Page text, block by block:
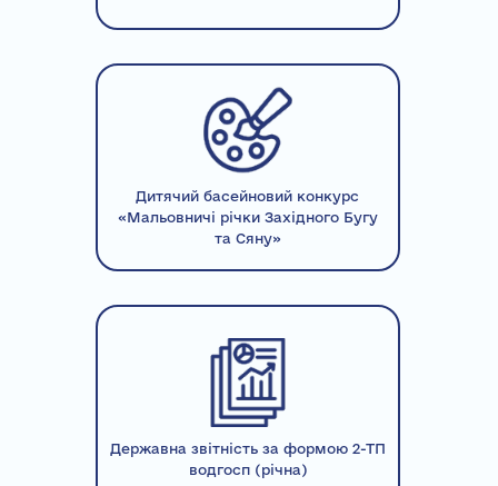
Дитячий басейновий конкурс
«Мальовничі річки Західного Бугу
та Сяну»
Державна звітність за формою 2-ТП
водгосп (річна)